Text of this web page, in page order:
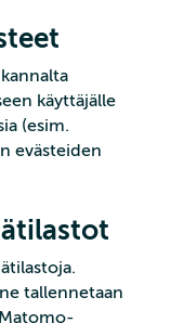
käyttäjälle
(esim.
evästeiden
tallennetaan